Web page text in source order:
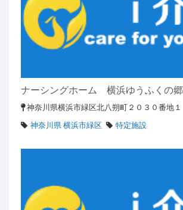
ナーシングホーム 横浜ゆうふくの郷
神奈川県横浜市緑区北八朔町２０３０番地
神奈川県 横浜市緑区
特定施設